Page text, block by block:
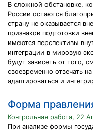
В сложной обстановке,
России остаются
страну не оказывается
признаков подготовки
имеются перспективы
интеграции в мировую
будут зависеть от того,
своевременно отвечать
адаптироваться и
Форма
Контрольная работа, 22
При анализе формы